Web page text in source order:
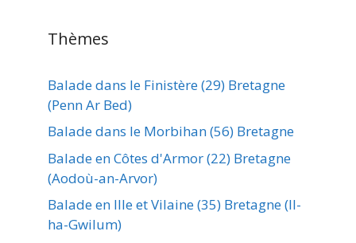
Thèmes
Balade dans le Finistère (29) Bretagne
(Penn Ar Bed)
Balade dans le Morbihan (56) Bretagne
Balade en Côtes d'Armor (22) Bretagne
(Aodoù-an-Arvor)
Balade en Ille et Vilaine (35) Bretagne (Il-
ha-Gwilum)